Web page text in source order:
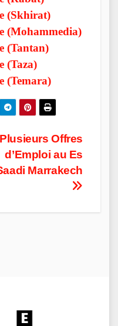
(Skhirat)
(Mohammedia)
(Tantan)
(Taza)
(Temara)
Plusieurs Offres
d’Emploi au Es
Marrakech